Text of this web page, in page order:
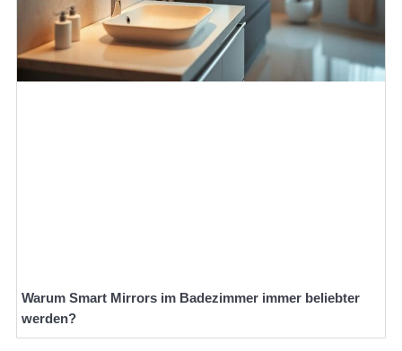
Warum Smart Mirrors im Badezimmer immer beliebter
werden?